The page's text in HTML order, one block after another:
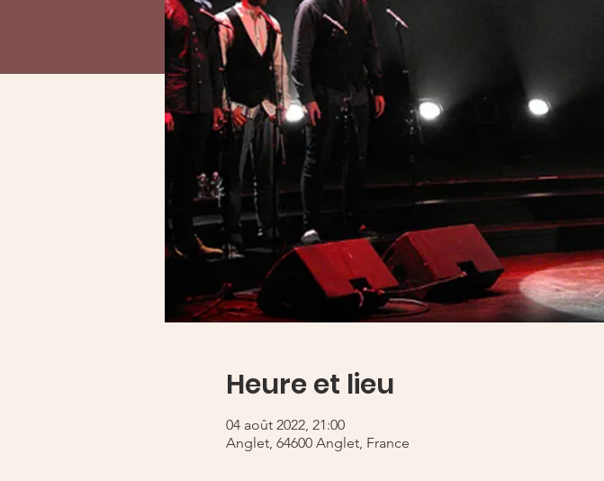
Heure et lieu
04 août 2022, 21:00
Anglet, 64600 Anglet, France